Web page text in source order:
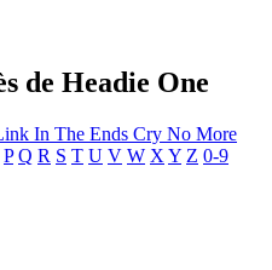
de Headie One
In The Ends Cry No More
P Q R S T U V W X Y Z 0-9